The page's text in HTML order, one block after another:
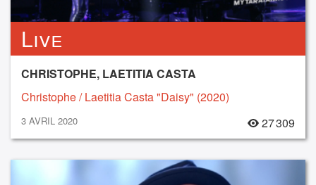
Live
CHRISTOPHE, LAETITIA CASTA
Christophe / Laetitia Casta "Daisy" (2020)
3 AVRIL 2020 27 309